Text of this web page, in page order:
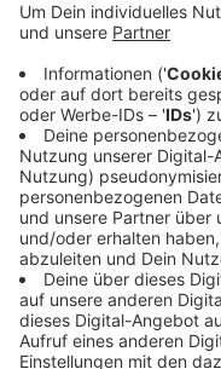
Das Motto unserer
sich Wuppertal
Rassismus
Kommunen aus 22
Menschen aus 170
Aktionswochen
Veröffentlicht:
Anzeige